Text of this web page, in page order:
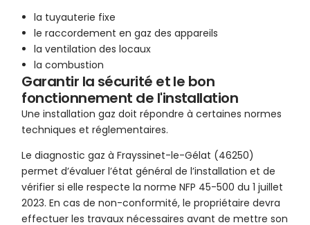
la tuyauterie fixe
le raccordement en gaz des appareils
la ventilation des locaux
la combustion
Garantir la sécurité et le bon
fonctionnement de l'installation
Une installation gaz doit répondre à certaines normes
techniques et réglementaires.
Le diagnostic gaz à Frayssinet-le-Gélat (46250)
permet d’évaluer l’état général de l’installation et de
vérifier si elle respecte la norme NFP 45-500 du 1 juillet
2023. En cas de non-conformité, le propriétaire devra
effectuer les travaux nécessaires avant de mettre son